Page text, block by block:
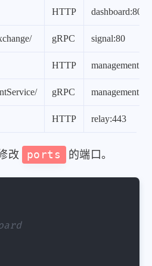
HTTP dashboard:80
gRPC signal:80
HTTP
gRPC
HTTP relay:443
改 ports 的端口。